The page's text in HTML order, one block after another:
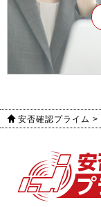
安否確認プライム >